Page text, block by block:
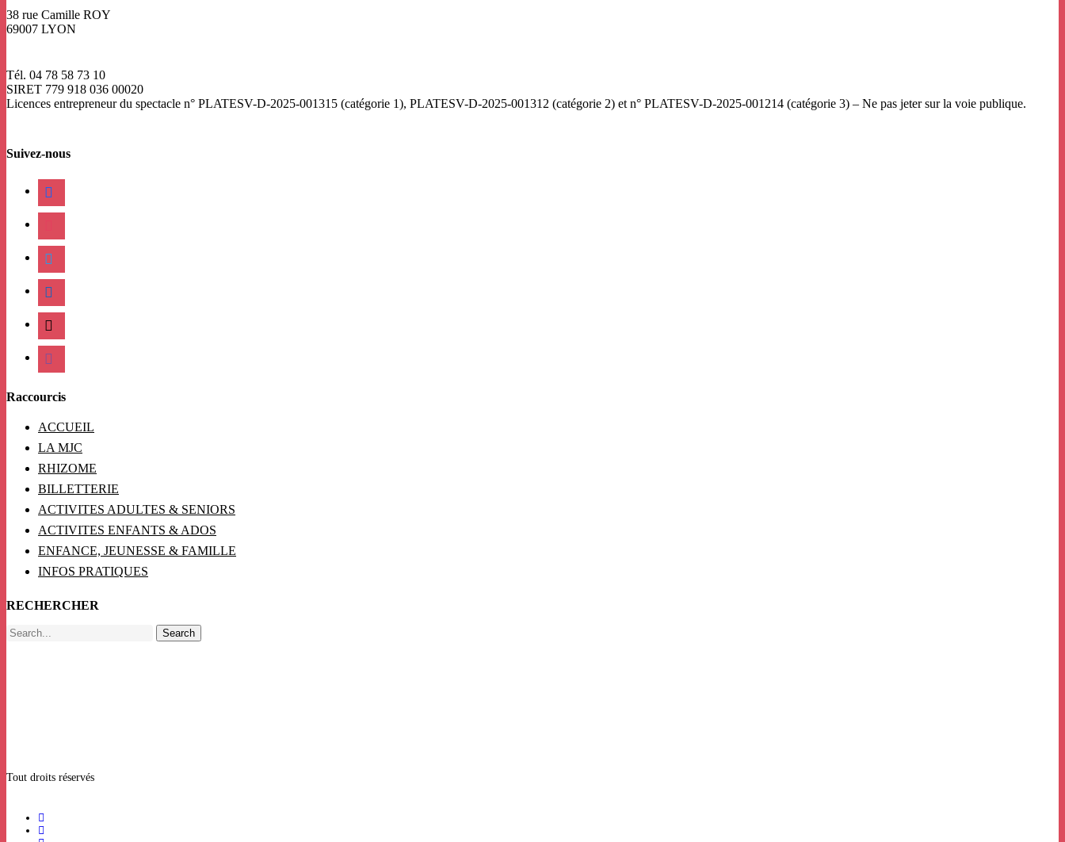
38 rue Camille ROY
69007 LYON
Tél. 04 78 58 73 10
SIRET 779 918 036 00020
Licences entrepreneur du spectacle n° PLATESV-D-2025-001315 (catégorie 1), PLATESV-D-2025-001312 (catégorie 2) et n° PLATESV-D-2025-001214 (catégorie 3) – Ne pas jeter sur la voie publique.
Suivez-nous
facebook
instagram
twitter
linkedin
mail
viber
Raccourcis
ACCUEIL
LA MJC
RHIZOME
BILLETTERIE
ACTIVITES ADULTES & SENIORS
ACTIVITES ENFANTS & ADOS
ENFANCE, JEUNESSE & FAMILLE
INFOS PRATIQUES
RECHERCHER
Search
Tout droits réservés